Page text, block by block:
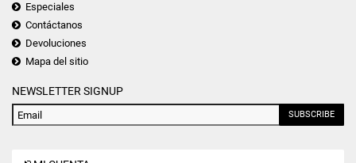
Especiales
Contáctanos
Devoluciones
Mapa del sitio
NEWSLETTER SIGNUP
SUBSCRIBE